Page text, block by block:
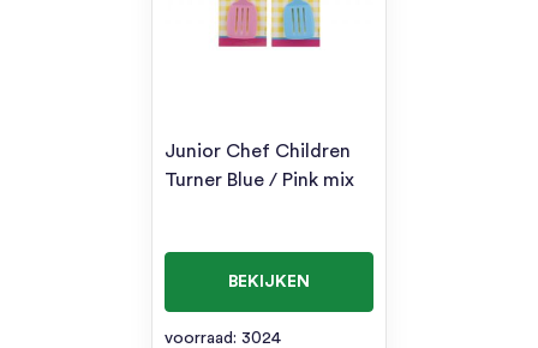
Junior Chef Children
Turner Blue / Pink mix
BEKIJKEN
voorraad: 3024